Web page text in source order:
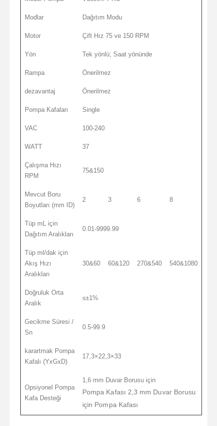
Modlar Dağıtım Modu
Motor Çift Hız 75 ve 150 RPM
Yön Tek yönlü; Saat yönünde
Rampa Önerilmez
dezavantaj Önerilmez
Pompa Kafaları Single
VAC 100-240
WATT 37
Çalışma Hızı
RPM
75&150
Mevcut Boru
Boyutları (mm ID)
2 3 6 8
Tüp mL için
Dağıtım Aralıkları
0.01-9999.99
Tüp ml/dak için
Akış Hızı
Aralıkları
30&60 60&120 270&540 540&1080
Doğruluk Orta
Aralık
≤±1%
Gecikme Süresi /
Sn
0.5-99.9
karartmak Pompa
Kafalı (YxGxD)
17,3×22,3×33
Opsiyonel Pompa
Kafa Desteği
1,6 mm Duvar Borusu için
Pompa Kafası 2,3 mm Duvar Borusu
için Pompa Kafası